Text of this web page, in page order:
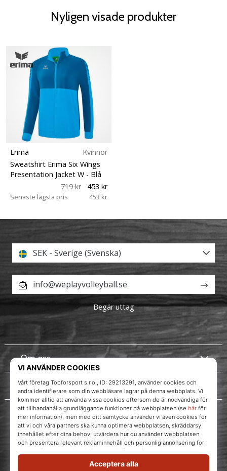
Nyligen visade produkter
Erima
Kvinnor
Sweatshirt Erima Six Wings
Presentation Jacket W - Blå
719 kr
453 kr
Senaste lägsta pris 453 kr
WePlayVolleyball.se
Instagram
Om oss
Kundtjänst
SEK - Sverige (Svenska)
info@weplayvolleyball.se
Begär uttag